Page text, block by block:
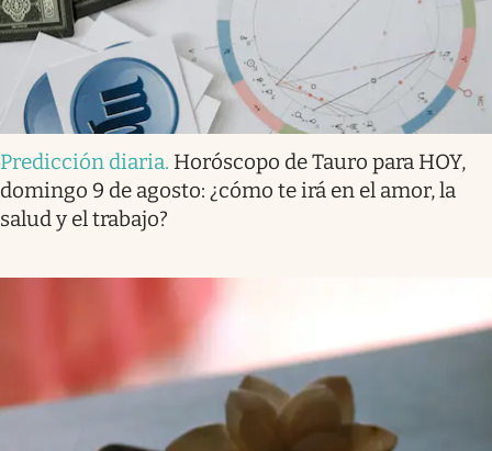
Predicción diaria. Horóscopo de Tauro para HOY,
domingo 9 de agosto: ¿cómo te irá en el amor, la
salud y el trabajo?